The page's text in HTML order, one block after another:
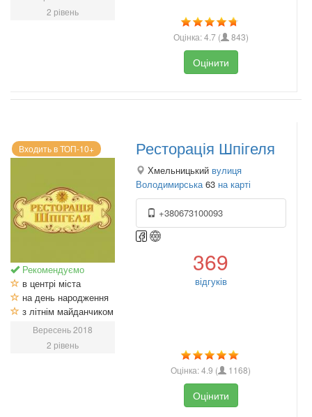
2 рівень
Оцінка:4.7 ( 843)
Оцінити
Входить в ТОП-10+
Рекомендуємо
в центрі міста
на день народження
з літнім майданчиком
Вересень 2018
2 рівень
Ресторація Шпігеля
Хмельницький вулиця
Володимирська63 на карті
+380673100093
369
відгуків
Оцінка:4.9 ( 1168)
Оцінити